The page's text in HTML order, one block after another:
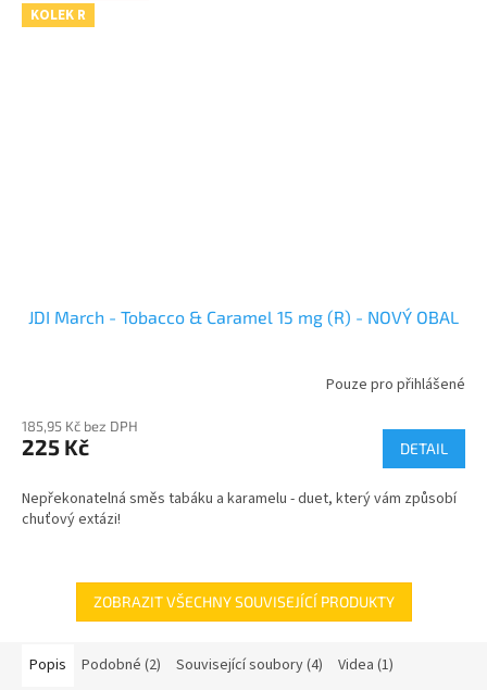
KOLEK R
JDI March - Tobacco & Caramel 15 mg (R) - NOVÝ OBAL
Pouze pro přihlášené
185,95 Kč bez DPH
225 Kč DETAIL
Nepřekonatelná směs tabáku a karamelu - duet, který vám způsobí
chuťový extázi!
ZOBRAZIT VŠECHNY SOUVISEJÍCÍ PRODUKTY
Popis Podobné (2) Související soubory (4) Videa (1)